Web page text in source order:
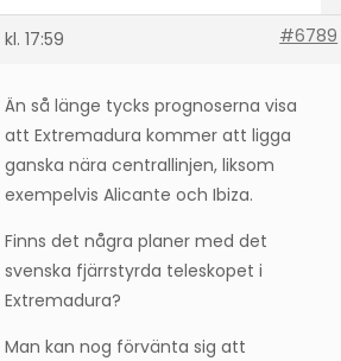
17:59
#6789
Än så länge tycks prognoserna visa
att Extremadura kommer att ligga
ganska nära centrallinjen, liksom
exempelvis Alicante och Ibiza.
Finns det några planer med det
svenska fjärrstyrda teleskopet i
Extremadura?
Man kan nog förvänta sig att